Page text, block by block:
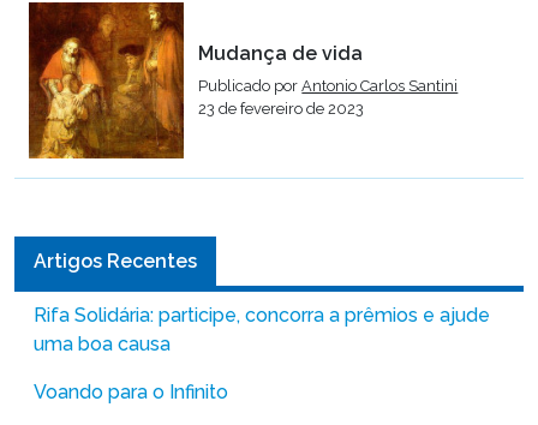
Mudança de vida
Publicado porAntonio Carlos Santini
23 de fevereiro de 2023
Artigos Recentes
Rifa Solidária: participe, concorra a prêmios e ajude
uma boa causa
Voando para o Infinito